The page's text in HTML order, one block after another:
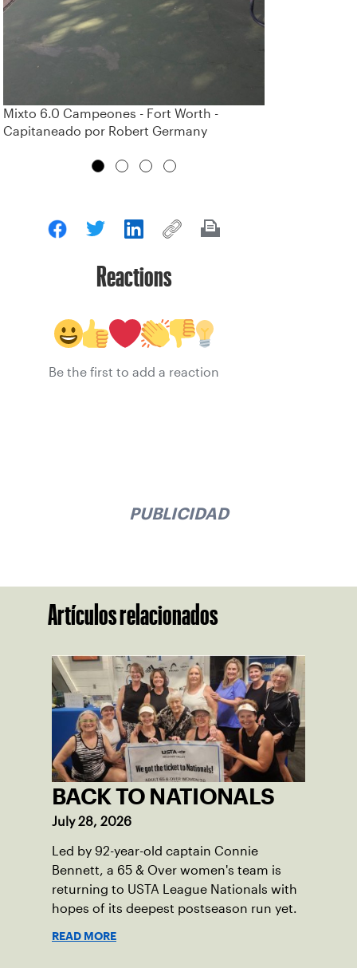
Mixto 6.0 Campeones - Fort Worth -
Capitaneado por Robert Germany
Reactions
Be the first to add a reaction
PUBLICIDAD
Artículos relacionados
BACK TO NATIONALS
July 28, 2026
Led by 92-year-old captain Connie
Bennett, a 65 & Over women's team is
returning to USTA League Nationals with
hopes of its deepest postseason run yet.
READ MORE